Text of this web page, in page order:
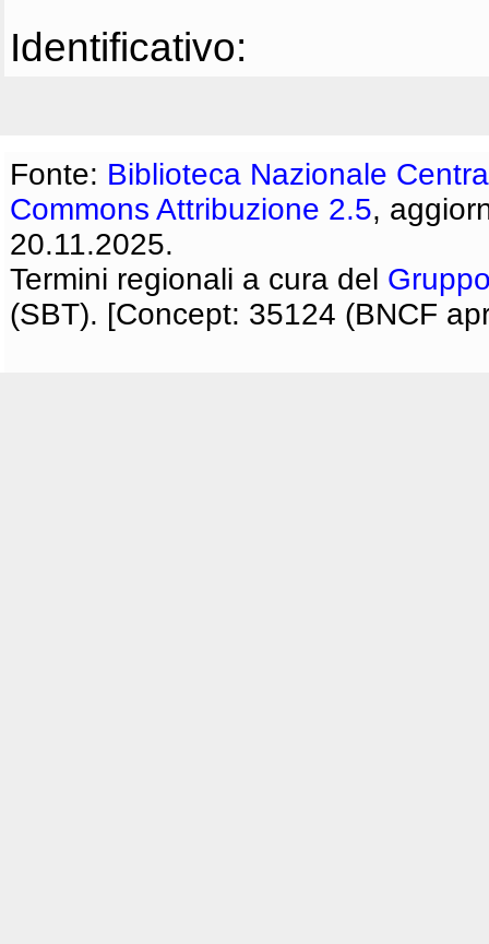
Identificativo:
Fonte: Biblioteca Nazionale
Commons Attribuzione 2.5,
20.11.2025.
Termini regionali a cura del
(SBT). [Concept: 35124 (BNCF